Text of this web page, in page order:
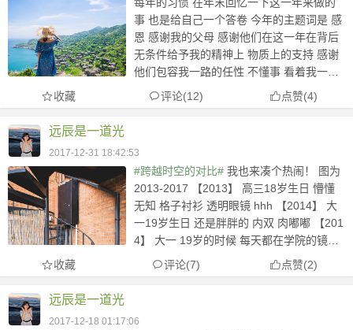
事 也是给自己一个答卷 今年的主题词是 感
恩 感谢我的父母 感谢他们在这一年在背后
无条件给予我的精神上 物质上的支持 感谢
他们包容我一路的任性 不懂事 看着我一点
点成长 之前在网上看见一句话，是这么说
的： “当你老了，回顾一生，就会发觉，什
收藏 评论(12) 点赞(4)
远辰是一道光
2017-12-31 18:42:53
#跨越时空的对比# 我也来凑个热闹！ 图为
2013-2017 【2013】 高三18岁生日 懵懂
无知 格子衬衫 透明眼镜 hhh 【2014】 大
一19岁生日 还是胖胖的 内双 肉嘟嘟 【201
4】 大一 19岁的时候 每天都在学院的镜子
门口拍一张照片 现在看这些照片都会暗自
发...
收藏 评论(7) 点赞(2)
远辰是一道光
2017-12-18 01:17:06